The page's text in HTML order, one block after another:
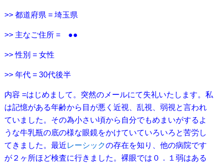
>> 都道府県 = 埼玉県
>> 主なご住所 = ●●
>> 性別 = 女性
>> 年代 = 30代後半
内容 =はじめまして。突然のメールにて失礼いたします。私
は記憶がある年齢から目が悪く近視、乱視、弱視と言われ
ていました。その為小さい頃から自分でもめまいがするよ
うな牛乳瓶の底の様な眼鏡をかけていていろいろと苦労し
てきました。最近レーシックの存在を知り、他の病院です
が２ヶ所ほど検査に行きました。裸眼では０．１弱はある